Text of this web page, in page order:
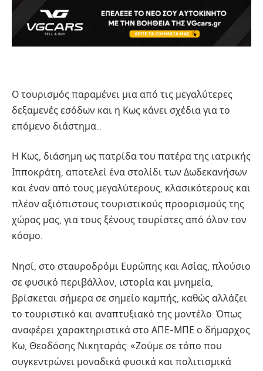
Ο τουρισμός παραμένει μια από τις μεγαλύτερες
δεξαμενές εσόδων και η Κως κάνει σχέδια για το
επόμενο διάστημα…
Η Κως, διάσημη ως πατρίδα του πατέρα της ιατρικής
Ιπποκράτη, αποτελεί ένα στολίδι των Δωδεκανήσων
και έναν από τους μεγαλύτερους, κλασικότερους και
πλέον αξιόπιστους τουριστικούς προορισμούς της
χώρας μας, για τους ξένους τουρίστες από όλον τον
κόσμο.
Νησί, στο σταυροδρόμι Ευρώπης και Ασίας, πλούσιο
σε φυσικό περιβάλλον, ιστορία και μνημεία,
βρίσκεται σήμερα σε σημείο καμπής, καθώς αλλάζει
το τουριστικό και αναπτυξιακό της μοντέλο. Όπως
αναφέρει χαρακτηριστικά στο ΑΠΕ-ΜΠΕ ο δήμαρχος
Κω, Θεοδόσης Νικηταράς: «Ζούμε σε τόπο που
συγκεντρώνει μοναδικά φυσικά και πολιτισμικά